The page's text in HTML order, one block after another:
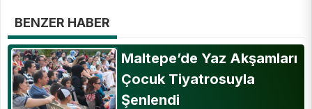
BENZER HABER
Maltepe’de Yaz Akşamları
Çocuk Tiyatrosuyla
Şenlendi